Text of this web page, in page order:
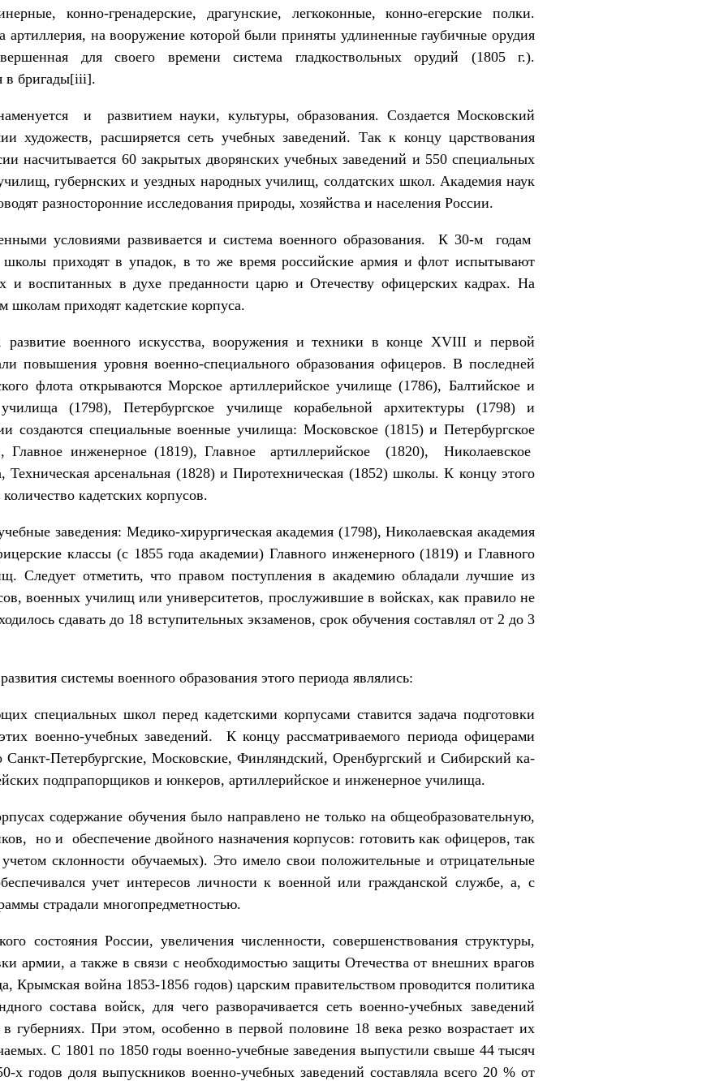
конно-гренадерские, драгунс­кие, легкоконные, конно-егерские полки.
артиллерия, на вооружение которой были приняты удлиненные гаубичные орудия
для своего времени система гладкоствольных орудий (1805 г.).
в бригады[iii].
и развитием науки, культу­ры, образования. Создается Московский
художеств, расширяется сеть учебных заведений. Так к концу царствования
насчитывает­ся 60 закрытых дворянских учебных заведений и 550 специальных
губернских и уездных народных училищ, солдатских школ. Академия наук
разносторонние исследования природы, хозяйства и насе­ления России.
условиями развивается и сис­тема военного образования. К 30-м годам
приходят в упадок, в то же время российские армия и флот испытывают
и воспитанных в духе преданности царю и Отечеству офицерских кадрах. На
школам приходят кадетские корпуса.
военного искусства, вооружения и техники в конце XVIII и первой
повышения уровня военно-специального образования офицеров. В последней
флота открываются Морское артиллерийское училище (1786), Балтийское и
(1798), Петербургское училище корабельной архитектуры (1798) и
специальные военные училища: Московское (1815) и Петербургское
Главное инженерное (1819), Главное артиллерийское (1820), Николаевское
Техническая арсенальная (1828) и Пиротехническая (1852) школы. К концу этого
кадетских корпусов.
заведения: Медико-хирургическая академия (1798), Николаевская академия
классы (с 1855 года академии) Главного инженерного (1819) и Главного
Следует отметить, что правом поступления в академию обладали лучшие из
военных училищ или университетов, прослужившие в войсках, как правило не
сдавать до 18 вступительных экзаменов, срок обучения составлял от 2 до 3
системы военного образования этого периода являлись:
специальных школ перед кадетскими корпусами ставится задача подготовки
военно-учебных заведений. К концу рассматривае­мого периода офицерами
Санкт-Петер­бургские, Московские, Финляндский, Оренбургский и Сибирский ка­
подпрапорщиков и юнкеров, ар­тиллерийское и инженерное училища.
содержание обучения было направлено не только на общеобразовательную,
но и обеспечение двойного назна­чения корпусов: готовить как офицеров, так
склонности обучаемых). Это имело свои положи­тельные и отрицательные
учет интересов личности к военной или гражданской службе, а, с
страдали многопредметностью.
состояния России, увеличения численности, совершенствования структуры,
армии, а также в связи с необходимостью защиты Оте­чества от внешних врагов
Крымс­кая война 1853-1856 годов) царским правительством проводится по­литика
состава войск, для чего разворачивается сеть военно-учебных заведений
губерниях. При этом, особенно в пер­вой половине 18 века резко возрастает их
С 1801 по 1850 годы военно-учебные заведения выпустили свыше 44 тысяч
годов доля выпускников военно-учебных заведений составляла всего 20 % от